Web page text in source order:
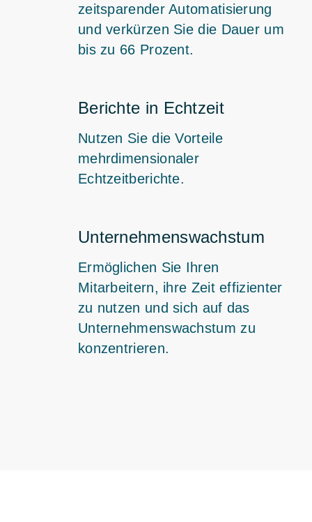
zeitsparender Automatisierung
und verkürzen Sie die Dauer um
bis zu 66 Prozent.
Berichte in Echtzeit
Nutzen Sie die Vorteile
mehrdimensionaler
Echtzeitberichte.
Unternehmenswachstum
Ermöglichen Sie Ihren
Mitarbeitern, ihre Zeit effizienter
zu nutzen und sich auf das
Unternehmenswachstum zu
konzentrieren.